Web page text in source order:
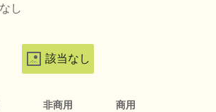
し
該当なし
非商用 商用